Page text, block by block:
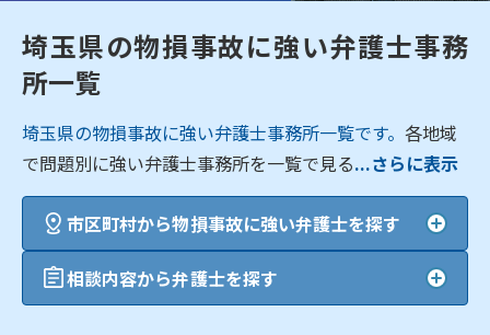
埼玉県の物損事故に強い弁護士事務
所一覧
埼玉県の物損事故に強い弁護士事務所一覧です。各地域
で問題別に強い弁護士事務所を一覧で見る...さらに表示
市区町村から物損事故に強い弁護士を探す
相談内容から弁護士を探す